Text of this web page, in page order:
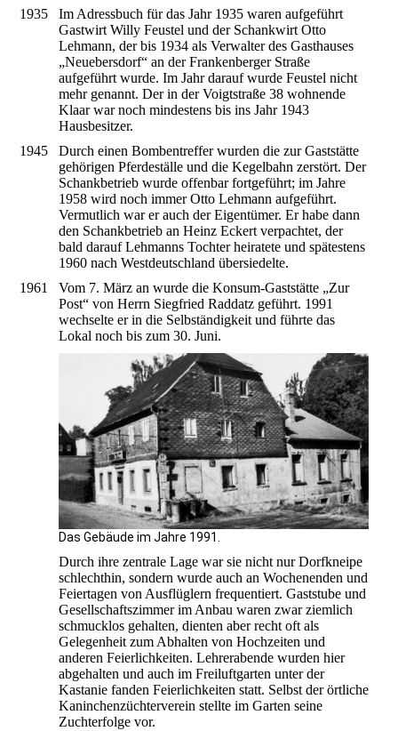
1935
Im Adressbuch für das Jahr 1935 waren aufgeführt
Gastwirt Willy Feustel und der Schankwirt Otto
Lehmann, der bis 1934 als Verwalter des Gasthauses
„Neuebersdorf“ an der Frankenberger Straße
aufgeführt wurde. Im Jahr darauf wurde Feustel nicht
mehr genannt. Der in der Voigtstraße 38 wohnende
Klaar war noch mindestens bis ins Jahr 1943
Hausbesitzer.
1945
Durch einen Bombentreffer wurden die zur Gaststätte
gehörigen Pferdeställe und die Kegelbahn zerstört. Der
Schankbetrieb wurde offenbar fortgeführt; im Jahre
1958 wird noch immer Otto Lehmann aufgeführt.
Vermutlich war er auch der Eigentümer. Er habe dann
den Schankbetrieb an Heinz Eckert verpachtet, der
bald darauf Lehmanns Tochter heiratete und spätestens
1960 nach Westdeutschland übersiedelte.
1961
Vom 7. März an wurde die Konsum-Gaststätte „Zur
Post“ von Herrn Siegfried Raddatz geführt. 1991
wechselte er in die Selbständigkeit und führte das
Lokal noch bis zum 30. Juni.
Das Gebäude im Jahre 1991.
Durch ihre zentrale Lage war sie nicht nur Dorfkneipe
schlechthin, sondern wurde auch an Wochenenden und
Feiertagen von Ausflüglern frequentiert. Gaststube und
Gesellschaftszimmer im Anbau waren zwar ziemlich
schmucklos gehalten, dienten aber recht oft als
Gelegenheit zum Abhalten von Hochzeiten und
anderen Feierlichkeiten. Lehrerabende wurden hier
abgehalten und auch im Freiluftgarten unter der
Kastanie fanden Feierlichkeiten statt. Selbst der örtliche
Kaninchenzüchterverein stellte im Garten seine
Zuchterfolge vor.